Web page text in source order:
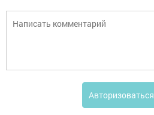
Авторизоваться